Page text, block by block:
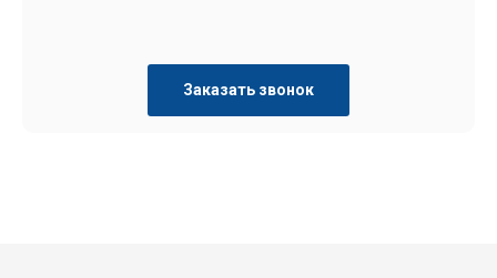
Заказать звонок